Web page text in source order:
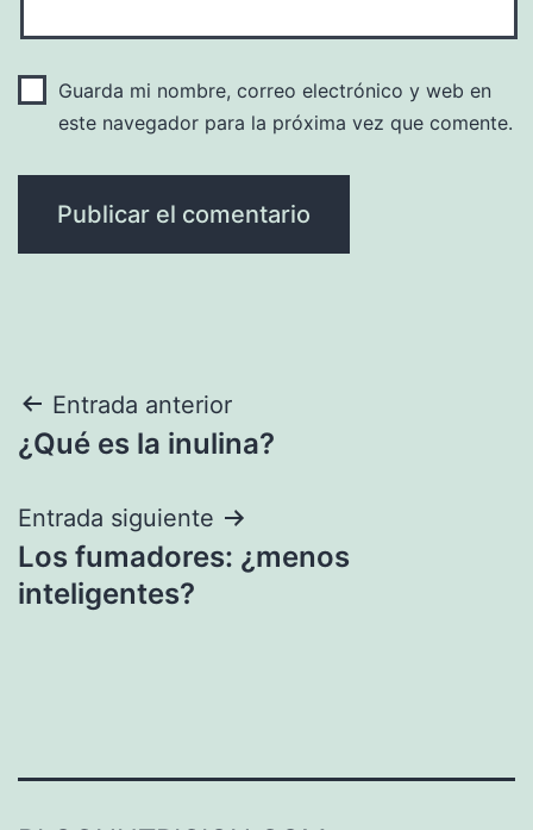
Guarda mi nombre, correo electrónico y web en
este navegador para la próxima vez que comente.
Navegación
de
entradas
Entrada anterior
¿Qué es la inulina?
Entrada siguiente
Los fumadores: ¿menos
inteligentes?